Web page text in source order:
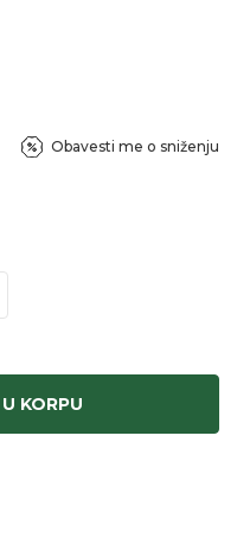
Obavesti me o sniženju
KORPU